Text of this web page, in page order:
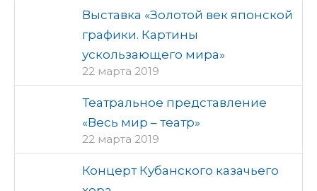
Выставка «Золотой век японской
графики. Картины
ускользающего мира»
22 марта 2019
Театральное представление
«Весь мир – театр»
22 марта 2019
Концерт Кубанского казачьего